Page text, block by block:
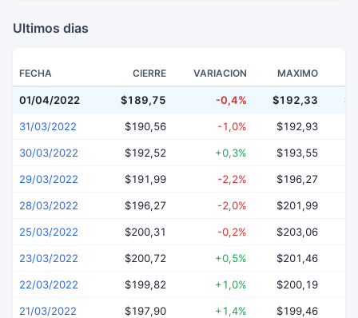
Ultimos dias
FECHA CIERRE VARIACION MAXIMO
01/04/2022 $189,75 -0,4% $192,33
31/03/2022 $190,56 -1,0% $192,93
30/03/2022 $192,52 +0,3% $193,55
29/03/2022 $191,99 -2,2% $196,27
28/03/2022 $196,27 -2,0% $201,99
25/03/2022 $200,31 -0,2% $203,06
23/03/2022 $200,72 +0,5% $201,46
22/03/2022 $199,82 +1,0% $200,19
21/03/2022 $197,90 +1,4% $199,46